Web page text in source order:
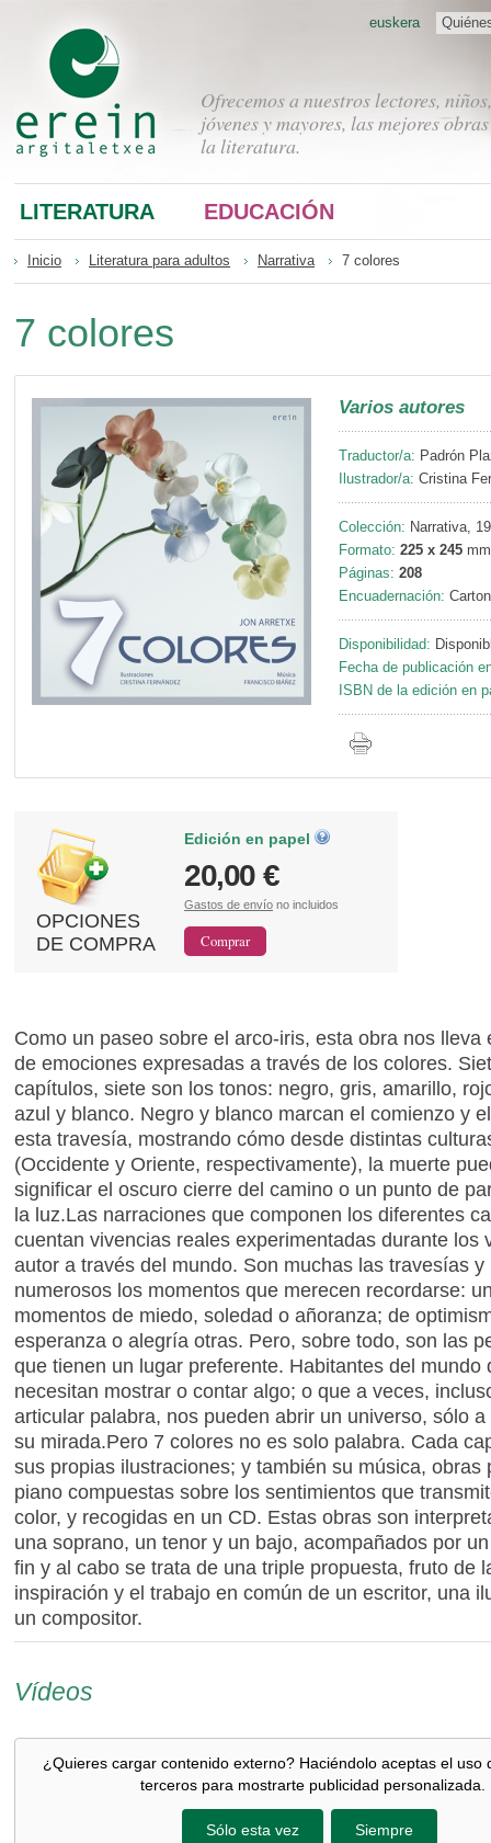
Ofrecemos a nuestros lectores, niños,
jóvenes y mayores, las mejores
la literatura.
euskera
LITERATURA EDUCACIÓN
Inicio Literatura para adultos Narrativa 7 colores
7 colores
Varios autores
Traductor/a: Padrón
Ilustrador/a: Cristina
Colección: Narrativa, 19
Formato: 225 x 245 mm
Páginas: 208
Encuadernación:
Disponibilidad:
Fecha de publicación
ISBN de la edición en
OPCIONES
DE COMPRA
Edición en papel
20,00 €
Gastos de envío no incluidos
Como un paseo sobre el arco-iris, esta obra nos lleva
de emociones expresadas a través de los colores.
capítulos, siete son los tonos: negro, gris, amarillo,
azul y blanco. Negro y blanco marcan el comienzo y
esta travesía, mostrando cómo desde distintas
(Occidente y Oriente, respectivamente), la muerte
significar el oscuro cierre del camino o un punto de
la luz.Las narraciones que componen los diferentes
cuentan vivencias reales experimentadas durante los
autor a través del mundo. Son muchas las travesías y
numerosos los momentos que merecen recordarse:
momentos de miedo, soledad o añoranza; de
esperanza o alegría otras. Pero, sobre todo, son las
que tienen un lugar preferente. Habitantes del mundo
necesitan mostrar o contar algo; o que a veces,
articular palabra, nos pueden abrir un universo, sólo
su mirada.Pero 7 colores no es solo palabra. Cada
sus propias ilustraciones; y también su música, obras
piano compuestas sobre los sentimientos que
color, y recogidas en un CD. Estas obras son
una soprano, un tenor y un bajo, acompañados por
fin y al cabo se trata de una triple propuesta, fruto de
inspiración y el trabajo en común de un escritor, una
un compositor.
Vídeos
¿Quieres cargar contenido externo? Haciéndolo aceptas el uso
terceros para mostrarte publicidad personalizada.
Sólo esta vez Siempre